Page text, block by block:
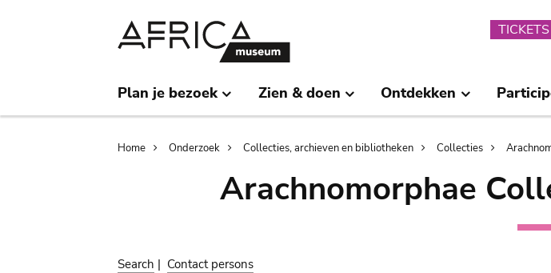
TICKETS
Plan je bezoek Zien & doen Ontdekken
Breadcrumb
Home Onderzoek Collecties, archieven en bibliotheken Collecties
Arachnomorphae
Search | Contact persons